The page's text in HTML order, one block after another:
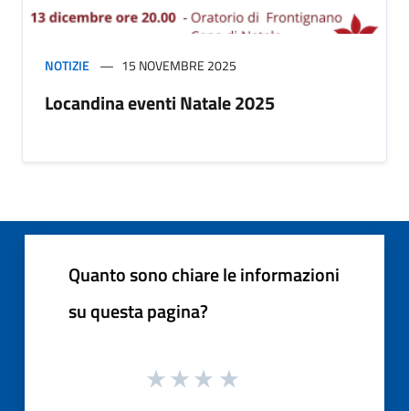
NOTIZIE 15 NOVEMBRE 2025
Locandina eventi Natale 2025
Quanto sono chiare le informazioni
su questa pagina?